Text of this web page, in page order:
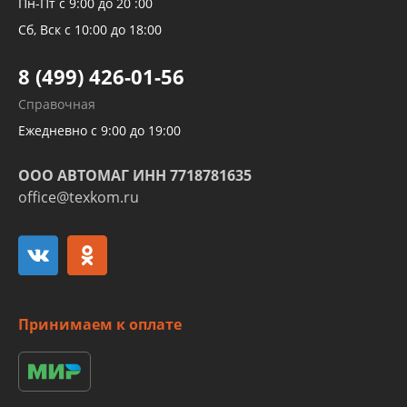
Трубок кондиционеров
Развертка пайка медных стальных
алюминиевых трубок и штуцеров
Сб, Вск с 10:00 до 18:00
8 (499) 426-01-56
Справочная
Ежедневно с 9:00 до 19:00
ООО АВТОМАГ ИНН 7718781635
office@texkom.ru
Принимаем к оплате